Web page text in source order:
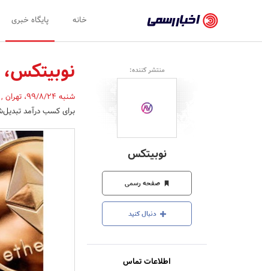
رسمی
-
اخبار
تایید
شرکت‌ها،
سازمان‌ها
و
روابط
عمومی‌ها
خانه پایگاه خبری
منتشر کننده:
نوبیتکس
صفحه رسمی
دنبال کنید
اطلاعات تماس
شنبه 99/8/24 ، تهران ,
برای کسب درآمد